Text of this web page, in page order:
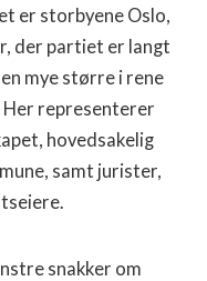
er storbyene Oslo,
der partiet er langt
mye større i rene
representerer
hovedsakelig
samt jurister,
snakker om